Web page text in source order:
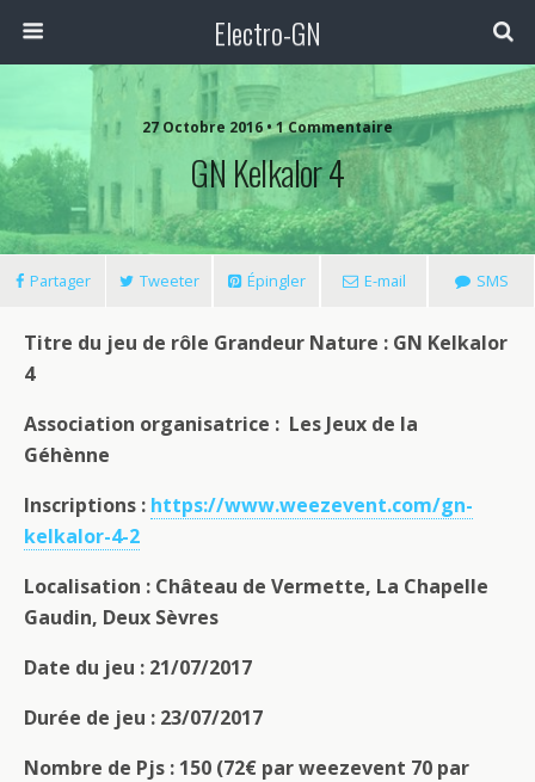
Electro-GN
27 Octobre 2016 • 1 Commentaire
GN Kelkalor 4
Partager Tweeter Épingler E-mail SMS
Titre du jeu de rôle Grandeur Nature : GN Kelkalor
4
Association organisatrice : Les Jeux de la
Géhènne
Inscriptions : https://www.weezevent.com/gn-
kelkalor-4-2
Localisation : Château de Vermette, La Chapelle
Gaudin, Deux Sèvres
Date du jeu : 21/07/2017
Durée de jeu : 23/07/2017
Nombre de Pjs : 150 (72€ par weezevent 70 par